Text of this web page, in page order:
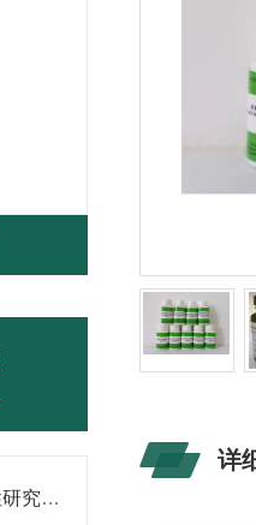
高锰酸钾滴定液的稳定性研究与保存条件优化
详